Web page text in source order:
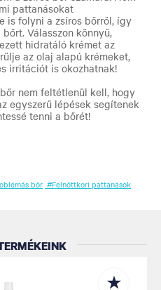
pattanásokat
is folyni a zsíros bőrről, így
Válasszon könnyű,
hidratáló krémet az
az olaj alapú krémeket,
irritációt is okozhatnak!
nem feltétlenül kell, hogy
egyszerű lépések segítenek
tenni a bőrét!
bőr #Felnőttkori pattanások